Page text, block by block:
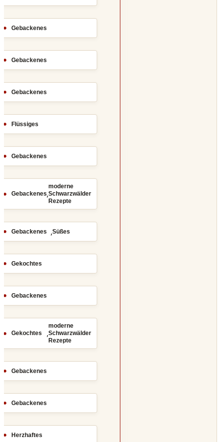
Gebackenes
Gebackenes
Gebackenes
Flüssiges
Gebackenes
Gebackenes,
moderne
Schwarzwälder
Rezepte
Gebackenes ,Süßes
Gekochtes
Gebackenes
Gekochtes ,
moderne
Schwarzwälder
Rezepte
Gebackenes
Gebackenes
Herzhaftes